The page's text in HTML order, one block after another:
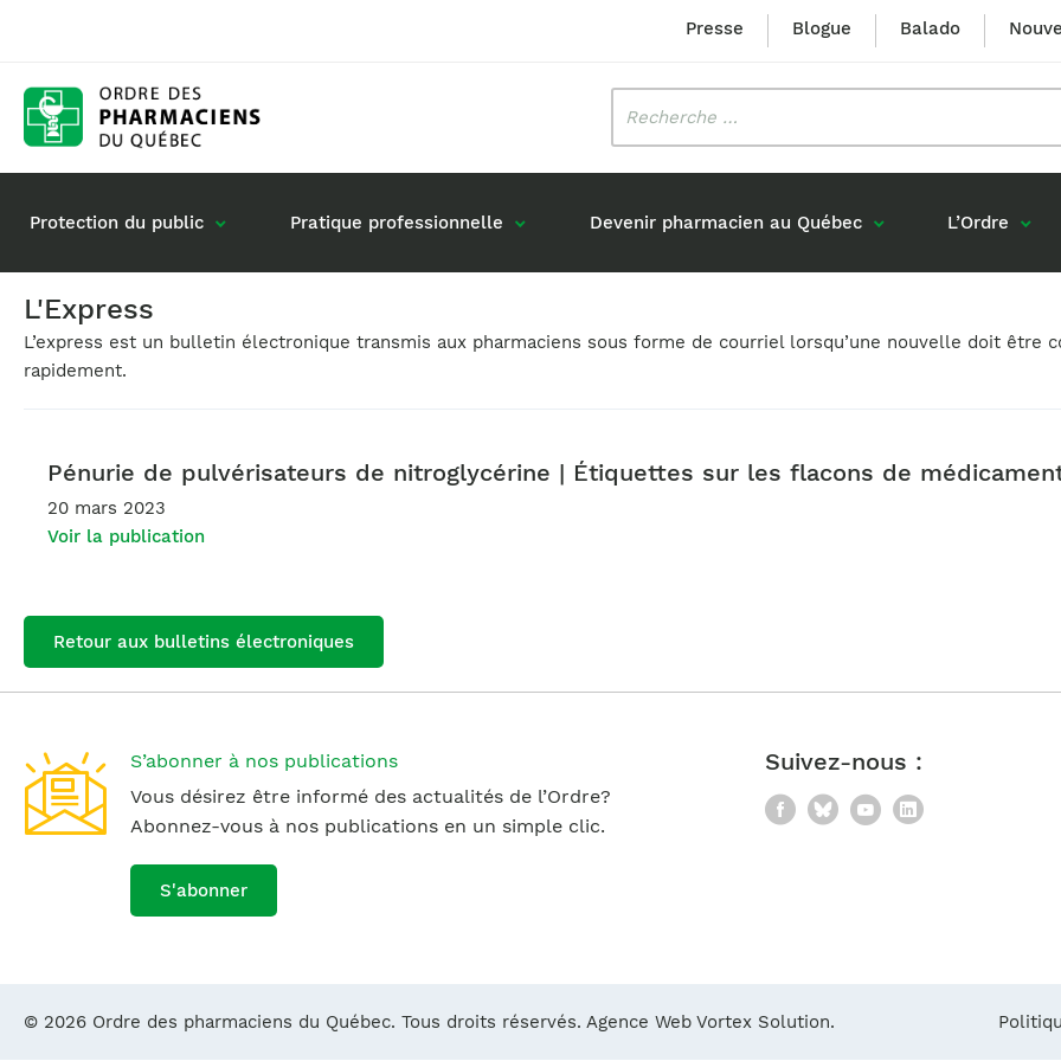
Presse Blogue Balado
Protection du public
Rôle du pharmacien
Pratique professionnelle
Gestion de mon dossier
Commande de matériel
Formation
Devenir pharmacien au Québec
Diplômés en France
L’Ordre
Mission et valeurs
Identité visuelle
Prix Louis-Hébert
L'Express
L’express est un bulletin électronique transmis aux pharmaciens sous forme de courriel lorsqu’une nouvelle doit être
rapidement.
Pénurie de pulvérisateurs de nitroglycérine | Étiquettes sur les flacons de
20 mars 2023
Voir la publication
Retour aux bulletins électroniques
S’abonner à nos publications
Vous désirez être informé des actualités de l’Ordre?
Abonnez-vous à nos publications en un simple clic.
S'abonner
Suivez-nous :
Facebook
BlueskyYouTube
LinkedIn
© 2026 Ordre des pharmaciens du Québec. Tous droits réservés. Agence Web Vortex Solution.